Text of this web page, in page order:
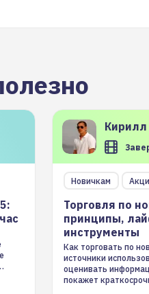
Кирилл
Новичкам
Торговля по
принципы,
инструменты
Как торговать по
источники
оценивать
покажет